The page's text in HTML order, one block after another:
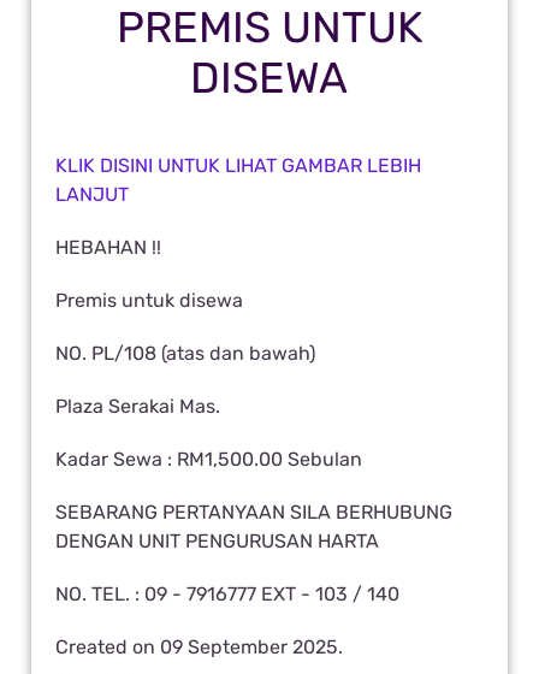
PREMIS UNTUK
DISEWA
KLIK DISINI UNTUK LIHAT GAMBAR LEBIH
LANJUT
HEBAHAN !!
Premis untuk disewa
NO. PL/108 (atas dan bawah)
Plaza Serakai Mas.
Kadar Sewa : RM1,500.00 Sebulan
SEBARANG PERTANYAAN SILA BERHUBUNG
DENGAN UNIT PENGURUSAN HARTA
NO. TEL. : 09 - 7916777 EXT - 103 / 140
Created on 09 September 2025.